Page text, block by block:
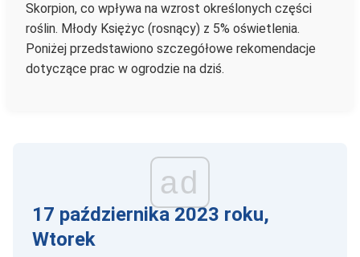
Skorpion, co wpływa na wzrost określonych części
roślin. Młody Księżyc (rosnący) z 5% oświetlenia.
Poniżej przedstawiono szczegółowe rekomendacje
dotyczące prac w ogrodzie na dziś.
ad
17 października 2023 roku,
Wtorek